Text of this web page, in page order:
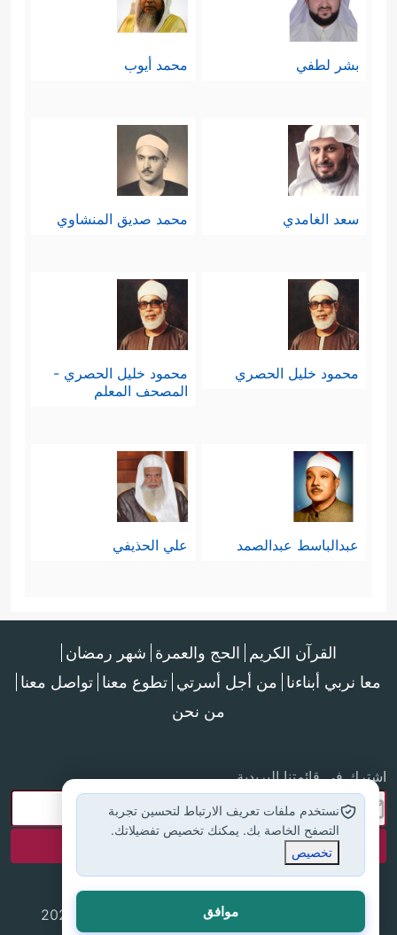
بشر لطفي محمد أيوب
سعد الغامدي محمد صديق المنشاوي
محمود خليل الحصري
محمود خليل الحصري -
المصحف المعلم
عبدالباسط عبدالصمد علي الحذيفي
القرآن الكريم الحج والعمرة شهر رمضان
معا نربي أبناءنا من أجل أسرتي تطوع معنا تواصل معنا
من نحن
اشترك في قائمتنا البريدية
جميع الحقوق محفوظة لموقع إسلام أون لاين © 2025
نستخدم ملفات تعريف الارتباط لتحسين تجربة
التصفح الخاصة بك. يمكنك تخصيص تفضيلاتك.
تخصيص
موافق